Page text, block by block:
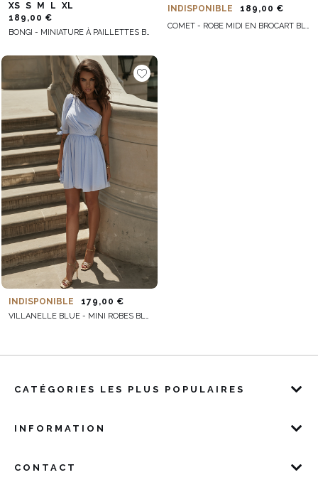
XS S M L
XL
189,00 €
BONGI - MINIATURE À PAILLETTES BLEU MARINE
INDISPONIBLE 189,00 €
COMET - ROBE MIDI EN BROCART BLEU AVEC FOULARD EMBELLI
INDISPONIBLE 179,00 €
VILLANELLE BLUE - MINI ROBES BLEU PASTEL
CATÉGORIES LES PLUS POPULAIRES
INFORMATION
CONTACT